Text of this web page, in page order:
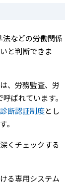
などの労働関係
と判断できま
、労務監査、労
ばれています。
断認証制度とし
。
くチェックする
る専用システム